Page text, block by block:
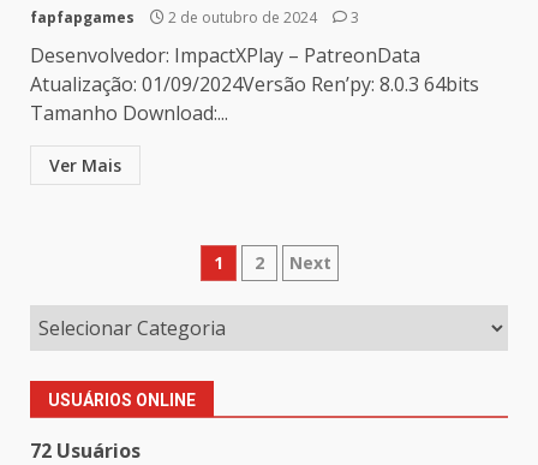
fapfapgames 2 de outubro de 2024 3
Desenvolvedor: ImpactXPlay – PatreonData
Atualização: 01/09/2024Versão Ren’py: 8.0.3 64bits
Tamanho Download:...
Ver Mais
Paginação
de
posts
1 2 Next
USUÁRIOS ONLINE
72 Usuários